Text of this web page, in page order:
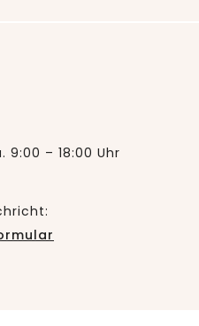
9:00 – 18:00 Uhr